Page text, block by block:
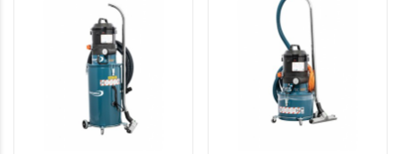
for easier transportation it has
handles both front and rear
and the cyclone can be tilted
- Compact and robust - easy to
move and transport
- Signal lamp showing when it's
time to clean the filter
- Puncture proof wheels of
”non marking-type”, loackable
to enable the user to work on
uneven ground